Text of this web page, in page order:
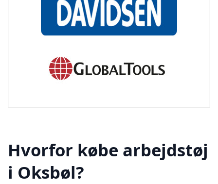
Hvorfor købe arbejdstøj
i Oksbøl?